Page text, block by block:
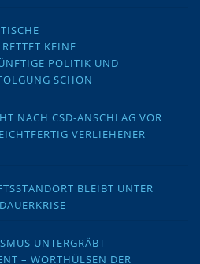
KEINE
POLITIK UND
SCHON
NACH CSD-ANSCHLAG VOR
VERLIEHENER
BLEIBT UNTER
UNTERGRÄBT
– WORTHÜLSEN DER